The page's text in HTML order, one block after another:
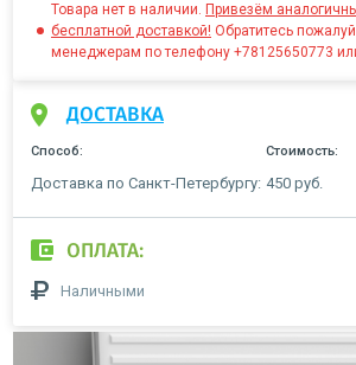
Товара нет в наличии. Привезём
бесплатной доставкой! Обратитесь
менеджерам по телефону +78125650773
ДОСТАВКА
Способ: Стоимость:
Доставка по Санкт-Петербургу: 450 руб.
ОПЛАТА:
Наличными